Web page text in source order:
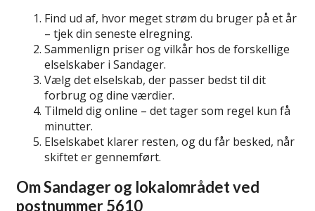
Find ud af, hvor meget strøm du bruger på et år
– tjek din seneste elregning.
Sammenlign priser og vilkår hos de forskellige
elselskaber i Sandager.
Vælg det elselskab, der passer bedst til dit
forbrug og dine værdier.
Tilmeld dig online – det tager som regel kun få
minutter.
Elselskabet klarer resten, og du får besked, når
skiftet er gennemført.
Om Sandager og lokalområdet ved
postnummer 5610